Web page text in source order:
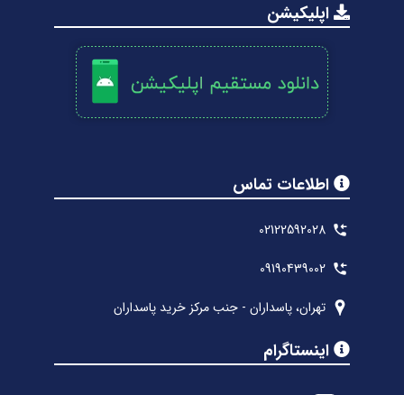
اپلیکیشن
اطلاعات تماس
02122592028
09190439002
تهران، پاسداران - جنب مرکز خرید پاسداران
اینستاگرام